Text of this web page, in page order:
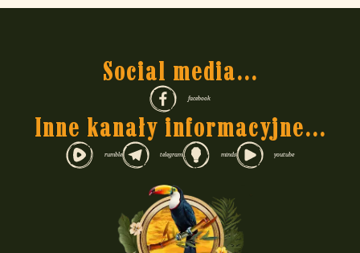
Social media...
facebook
Inne kanały informacyjne...
rumble telegram minds youtube